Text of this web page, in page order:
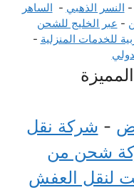
الذهبي- الساهر
عبر الخليج للشحن
للخدمات المنزلية -
- شركة نقل
شحن من
لنقل العفش